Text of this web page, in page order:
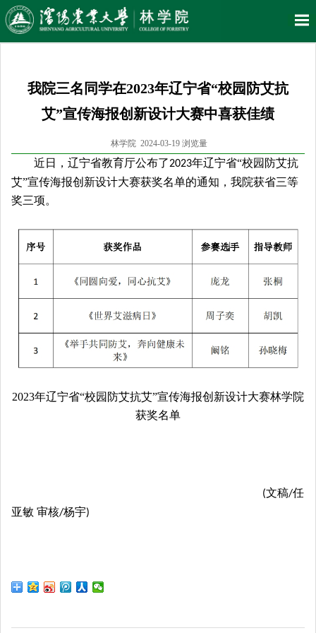
我院三名同学在2023年辽宁省“校园防艾抗
艾”宣传海报创新设计大赛中喜获佳绩
林学院 2024-03-19 浏览量
近日， 辽宁省教育厅公布了2023年辽宁省“校园防艾抗
艾”宣传海报创新设计大赛获奖名单的通知 ， 我院获省三等
奖三项。
2023年辽宁省“校园防艾抗艾”宣传海报创新设计大赛林学院
获奖名单
(文稿/任
亚敏 审核/杨宇)